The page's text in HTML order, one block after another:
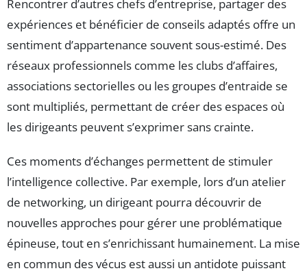
Rencontrer d’autres chefs d’entreprise, partager des
expériences et bénéficier de conseils adaptés offre un
sentiment d’appartenance souvent sous-estimé. Des
réseaux professionnels comme les clubs d’affaires,
associations sectorielles ou les groupes d’entraide se
sont multipliés, permettant de créer des espaces où
les dirigeants peuvent s’exprimer sans crainte.
Ces moments d’échanges permettent de stimuler
l’intelligence collective. Par exemple, lors d’un atelier
de networking, un dirigeant pourra découvrir de
nouvelles approches pour gérer une problématique
épineuse, tout en s’enrichissant humainement. La mise
en commun des vécus est aussi un antidote puissant